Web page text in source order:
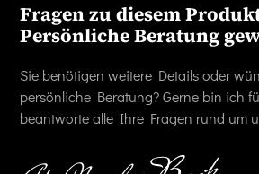
Fragen zu diesem
Persönliche Beratung
Sie benötigen weitere Details oder
persönliche Beratung? Gerne bin ich
beantworte alle Ihre Fragen rund um